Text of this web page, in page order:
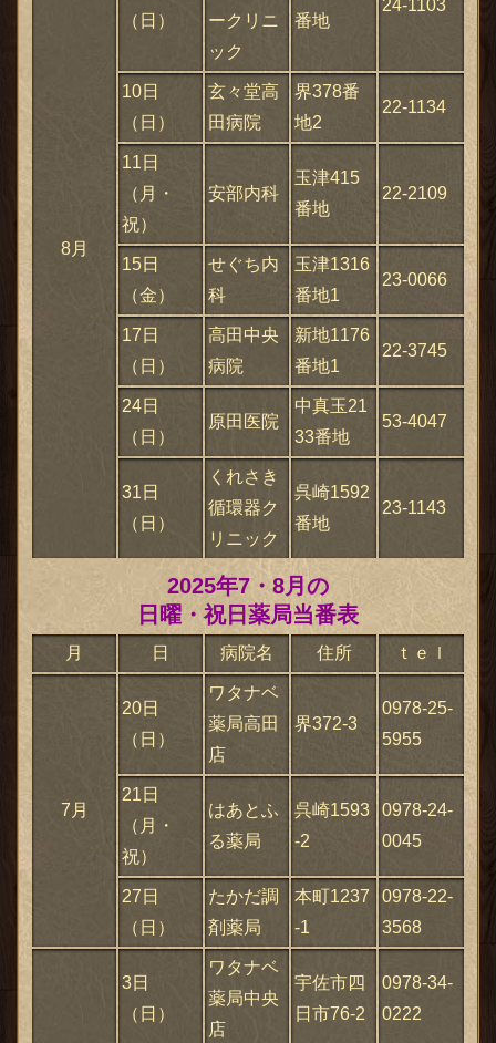
8月
（日）
ークリニ
ック
番地
24-1103
10日
（日）
玄々堂高
田病院
界378番
地2
22-1134
11日
（月・
祝）
安部内科
玉津415
番地
22-2109
15日
（金）
せぐち内
科
玉津1316
番地1
23-0066
17日
（日）
高田中央
病院
新地1176
番地1
22-3745
24日
（日）
原田医院
中真玉21
33番地
53-4047
31日
（日）
くれさき
循環器ク
リニック
呉崎1592
番地
23-1143
2025年7・8月の
日曜・祝日薬局当番表
月 日 病院名 住所 ｔｅｌ
7月
20日
（日）
ワタナベ
薬局高田
店
界372-3
0978-25-
5955
21日
（月・
祝）
はあとふ
る薬局
呉崎1593
-2
0978-24-
0045
27日
（日）
たかだ調
剤薬局
本町1237
-1
0978-22-
3568
3日
（日）
ワタナベ
薬局中央
店
宇佐市四
日市76-2
0978-34-
0222